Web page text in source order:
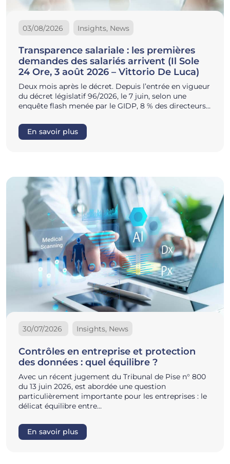
03/08/2026 Insights, News
Transparence salariale : les premières
demandes des salariés arrivent (Il Sole
24 Ore, 3 août 2026 – Vittorio De Luca)
Deux mois après le décret. Depuis l’entrée en vigueur
du décret législatif 96/2026, le 7 juin, selon une
enquête flash menée par le GIDP, 8 % des directeurs…
En savoir plus
30/07/2026 Insights, News
Contrôles en entreprise et protection
des données : quel équilibre ?
Avec un récent jugement du Tribunal de Pise n° 800
du 13 juin 2026, est abordée une question
particulièrement importante pour les entreprises : le
délicat équilibre entre…
En savoir plus